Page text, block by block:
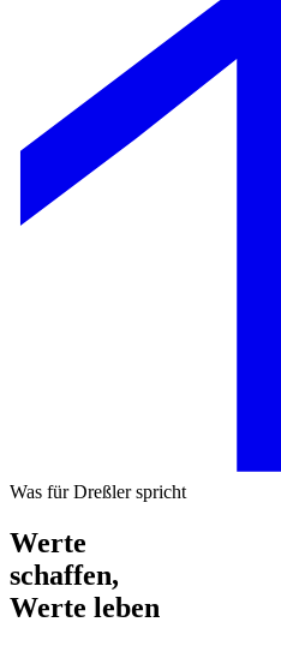
Was für Dreßler spricht
Werte
schaffen,
Werte leben